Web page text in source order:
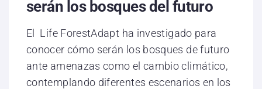
serán los bosques del futuro
El Life ForestAdapt ha investigado para
conocer cómo serán los bosques de futuro
ante amenazas como el cambio climático,
contemplando diferentes escenarios en los